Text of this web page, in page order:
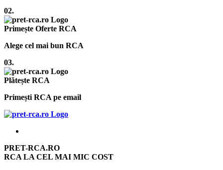
02.
Primește Oferte RCA
Alege cel mai bun RCA
03.
Plătește RCA
Primești RCA pe email
PRET-RCA.RO
RCA LA CEL MAI MIC COST